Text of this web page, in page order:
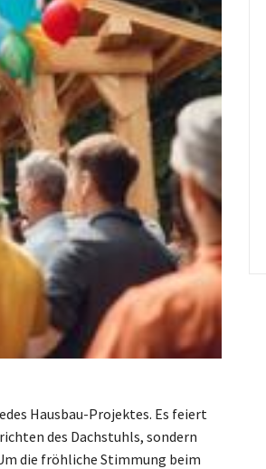
Hausbau-Projektes. Es feiert
des Dachstuhls, sondern
die fröhliche Stimmung beim